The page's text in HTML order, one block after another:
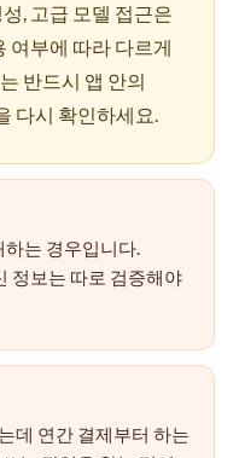
, 고급 모델 접근은
여부에 따라 다르게
반드시 앱 안의
다시 확인하세요.
하는 경우입니다.
정보는 따로 검증해야
데 연간 결제부터 하는